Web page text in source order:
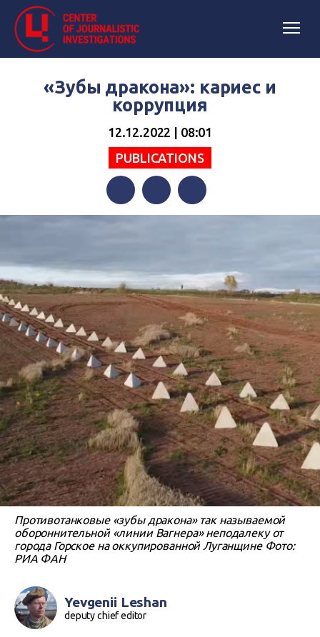
«Зубы дракона»: кариес и
коррупция
12.12.2022 | 08:01
PUBLICATIONS
FacebookTwitterTelegram
Противотанковые «зубы дракона» так называемой
обороннительной «линии Вагнера» неподалеку от
города Горское на оккупированной Луганщине Фото:
РИА ФАН
Yevgenii Leshan
deputy chief editor